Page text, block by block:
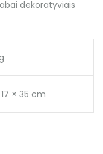
dekoratyviais
17 × 35 cm